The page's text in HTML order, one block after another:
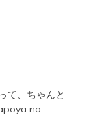
て、ちゃんと
na